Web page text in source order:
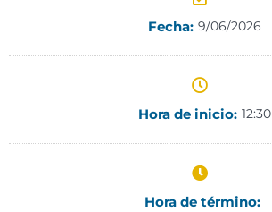
Fecha: 9/06/2026
Hora de inicio: 12:30
Hora de término: